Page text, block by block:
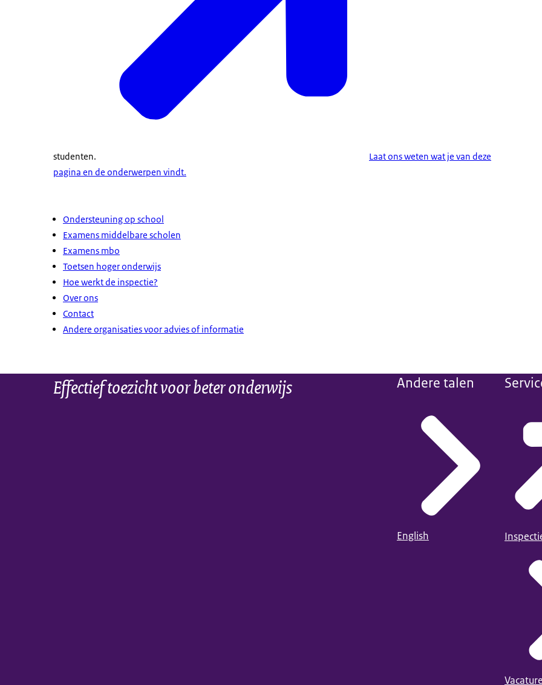
studenten.
Laat ons weten wat je van deze
pagina en de onderwerpen vindt.
Ondersteuning op school
Examens middelbare scholen
Examens mbo
Toetsen hoger onderwijs
Hoe werkt de inspectie?
Over ons
Contact
Andere organisaties voor advies of informatie
Effectief toezicht voor beter onderwijs Andere talen
English